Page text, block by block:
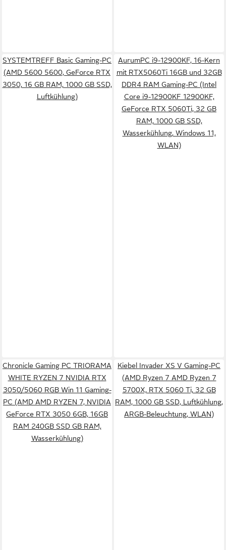
SYSTEMTREFF Basic Gaming-PC
(AMD 5600 5600, GeForce RTX
3050, 16 GB RAM, 1000 GB SSD,
Luftkühlung)
AurumPC i9-12900KF, 16-Kern
mit RTX5060Ti 16GB und 32GB
DDR4 RAM Gaming-PC (Intel
Core i9-12900KF 12900KF,
GeForce RTX 5060Ti, 32 GB
RAM, 1000 GB SSD,
Wasserkühlung, Windows 11,
WLAN)
Chronicle Gaming PC TRIORAMA
WHITE RYZEN 7 NVIDIA RTX
3050/5060 RGB Win 11 Gaming-
PC (AMD AMD RYZEN 7, NVIDIA
GeForce RTX 3050 6GB, 16GB
RAM 240GB SSD GB RAM,
Wasserkühlung)
Kiebel Invader XS V Gaming-PC
(AMD Ryzen 7 AMD Ryzen 7
5700X, RTX 5060 Ti, 32 GB
RAM, 1000 GB SSD, Luftkühlung,
ARGB-Beleuchtung, WLAN)